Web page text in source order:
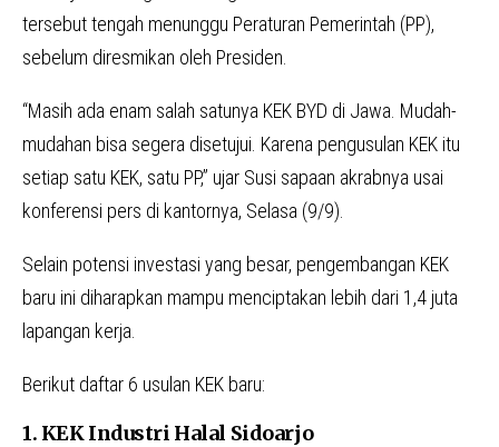
tersebut tengah menunggu Peraturan Pemerintah (PP),
sebelum diresmikan oleh Presiden.
“Masih ada enam salah satunya KEK BYD di Jawa. Mudah-
mudahan bisa segera disetujui. Karena pengusulan KEK itu
setiap satu KEK, satu PP,” ujar Susi sapaan akrabnya usai
konferensi pers di kantornya, Selasa (9/9).
Selain potensi investasi yang besar, pengembangan KEK
baru ini diharapkan mampu menciptakan lebih dari 1,4 juta
lapangan kerja.
Berikut daftar 6 usulan KEK baru:
1. KEK Industri Halal Sidoarjo